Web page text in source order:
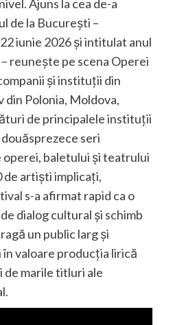
Ajuns la cea de-a
de la Bucureşti –
iunie 2026 și intitulat anul
reunește pe scena Operei
și instituții din
din Polonia, Moldova,
de principalele instituții
seri
baletului și teatrului
de artiști implicați,
s-a afirmat rapid ca o
dialog cultural și schimb
un public larg și
valoare producția lirică
marile titluri ale